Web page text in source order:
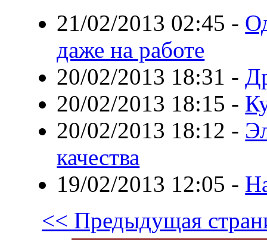
21/02/2013 02:45 -
даже на работе
20/02/2013 18:31 -
20/02/2013 18:15 -
20/02/2013 18:12 -
качества
19/02/2013 12:05 -
<< Предыдущая